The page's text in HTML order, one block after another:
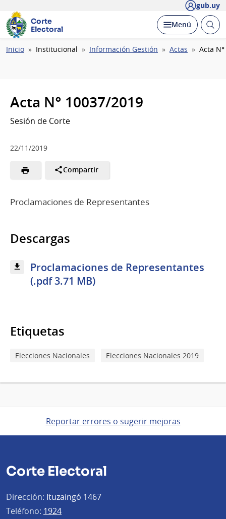
gub.uy
Corte
Electoral
Desplegar
Menú Abrir
Ruta
Inicio Institucional Información Gestión Actas Acta
Acta N° 10037/2019
Sesión de Corte
22/11/2019
Compartir
Proclamaciones de Representantes
Descargas
Proclamaciones de Representantes
(.pdf 3.71 MB)
Etiquetas
Elecciones Nacionales Elecciones Nacionales 2019
Reportar errores o sugerir mejoras
Corte Electoral
Dirección: Ituzaingó 1467
Teléfono: 1924